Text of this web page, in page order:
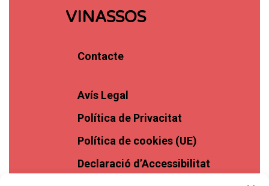
VINASSOS
Contacte
Avís Legal
Política de Privacitat
Política de cookies (UE)
Declaració d’Accessibilitat